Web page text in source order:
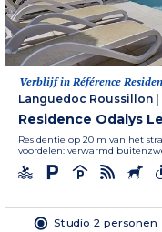
Verblijf in Référence
Languedoc Roussillon
Residence Odalys
Residentie op 20 m van het
voordelen: verwarmd
Studio 2 personen